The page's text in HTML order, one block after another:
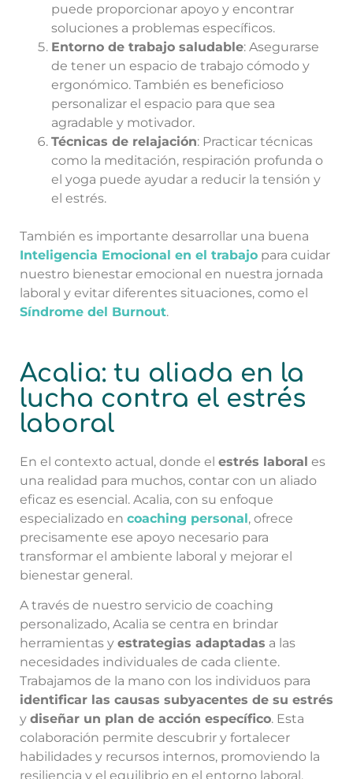
puede proporcionar apoyo y encontrar
soluciones a problemas específicos.
Entorno de trabajo saludable: Asegurarse
de tener un espacio de trabajo cómodo y
ergonómico. También es beneficioso
personalizar el espacio para que sea
agradable y motivador.
Técnicas de relajación: Practicar técnicas
como la meditación, respiración profunda o
el yoga puede ayudar a reducir la tensión y
el estrés.
También es importante desarrollar una buena
Inteligencia Emocional en el trabajo para cuidar
nuestro bienestar emocional en nuestra jornada
laboral y evitar diferentes situaciones, como el
Síndrome del Burnout.
Acalia: tu aliada en la
lucha contra el estrés
laboral
En el contexto actual, donde el estrés laboral es
una realidad para muchos, contar con un aliado
eficaz es esencial. Acalia, con su enfoque
especializado en coaching personal, ofrece
precisamente ese apoyo necesario para
transformar el ambiente laboral y mejorar el
bienestar general.
A través de nuestro servicio de coaching
personalizado, Acalia se centra en brindar
herramientas y estrategias adaptadas a las
necesidades individuales de cada cliente.
Trabajamos de la mano con los individuos para
identificar las causas subyacentes de su estrés
y diseñar un plan de acción específico. Esta
colaboración permite descubrir y fortalecer
habilidades y recursos internos, promoviendo la
resiliencia y el equilibrio en el entorno laboral.